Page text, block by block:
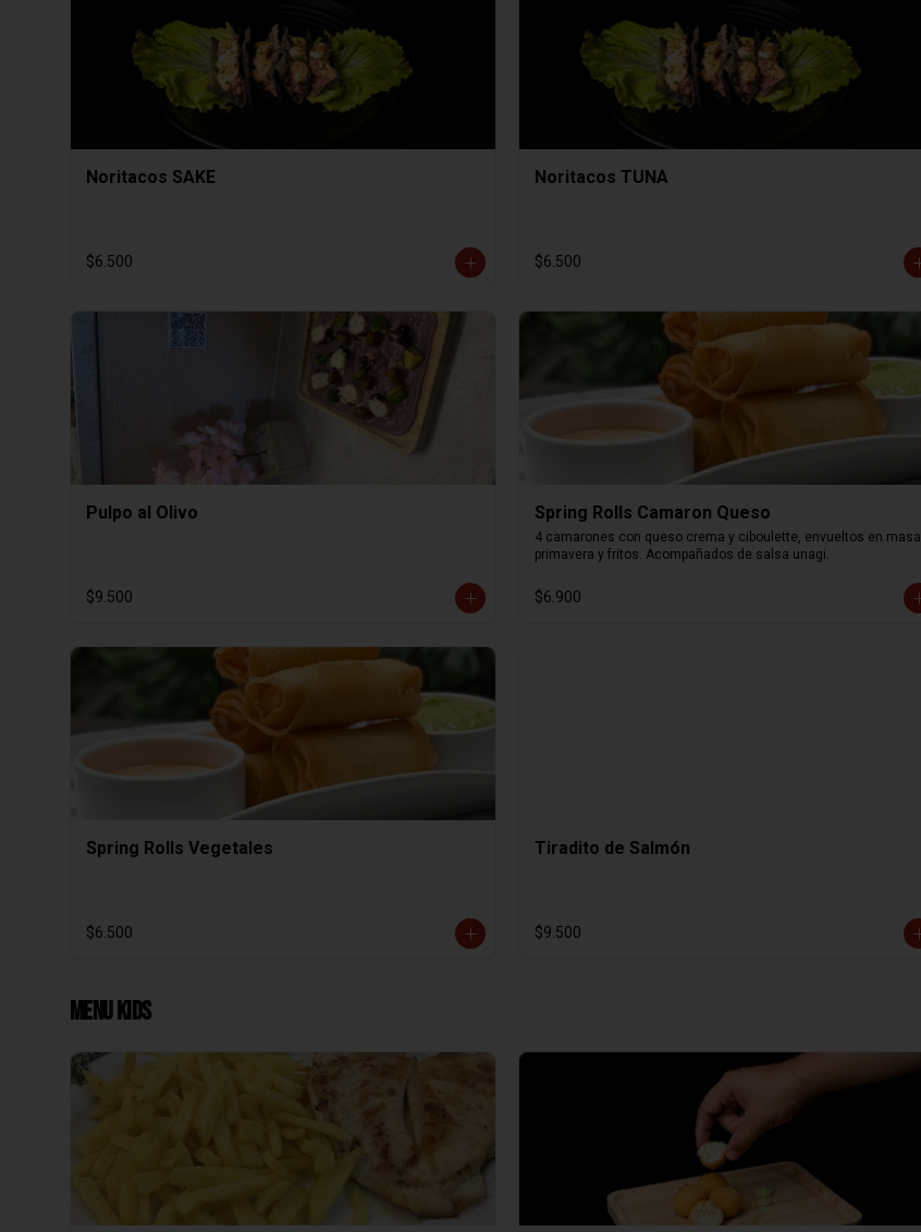
Noritacos SAKE
$6.500
Noritacos TUNA
$6.500
Pulpo al Olivo
$9.500
Spring Rolls Camaron Queso
4 camarones con queso crema y ciboulette, envueltos en masa
primavera y fritos. Acompañados de salsa unagi.
$6.900
Spring Rolls Vegetales
$6.500
Tiradito de Salmón
$9.500
Menu Kids